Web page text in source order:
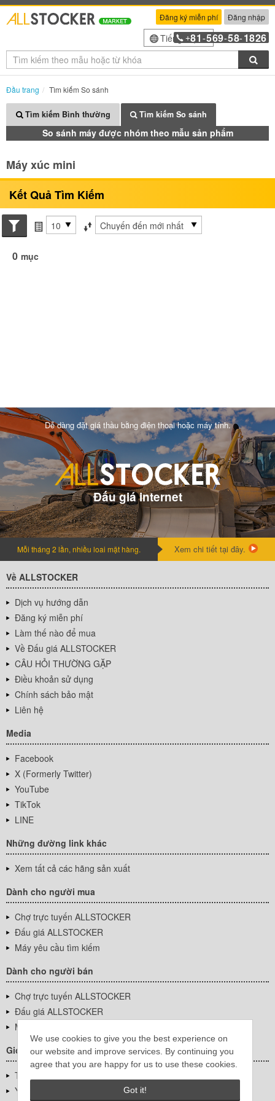
We use cookies to give you the best experience on
our website and improve services. By continuing you
agree that you are happy for us to use these cookies.
Got it!
Đăng ký miễn phí Đăng nhập
Tiếng Việt
+81 -569-58-1826
Đầu trang Tìm kiếm So sánh
Tìm kiếm Bình thường Tìm kiếm So sánh
So sánh máy được nhóm theo mẫu sản phẩm
Máy xúc mini
Kết Quả Tìm Kiếm
Search conditions
các mục mỗi trang
Sắp xếp theo
0 mục
Dễ dàng đặt giá thầu bằng điện thoại hoặc máy tính.
Đấu giá internet
Mỗi tháng 2 lần, nhiều loai mặt hàng. Xem chi tiết tại đây.
Về ALLSTOCKER
Dịch vụ hướng dẫn
Đăng ký miễn phí
Làm thế nào để mua
Về Đấu giá ALLSTOCKER
CÂU HỎI THƯỜNG GẶP
Điều khoản sử dụng
Chính sách bảo mật
Liên hệ
Media
Facebook
X (Formerly Twitter)
YouTube
TikTok
LINE
Những đường link khác
Xem tất cả các hãng sản xuất
Dành cho người mua
Chợ trực tuyến ALLSTOCKER
Đấu giá ALLSTOCKER
Máy yêu cầu tìm kiếm
Dành cho người bán
Chợ trực tuyến ALLSTOCKER
Đấu giá ALLSTOCKER
Máy yêu cầu tìm kiếm
Giới thiệu công ty
Thông tin về doanh nghiệp
YUTAKA Inc.